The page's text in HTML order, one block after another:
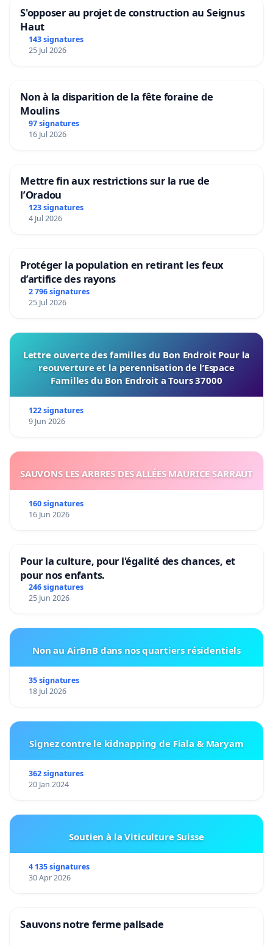
S'opposer au projet de construction au Seignus
Haut
143 signatures
25 Jul 2026
Non à la disparition de la fête foraine de
Moulins
97 signatures
16 Jul 2026
Mettre fin aux restrictions sur la rue de
l’Oradou
123 signatures
4 Jul 2026
Protéger la population en retirant les feux
d’artifice des rayons
2 796 signatures
25 Jul 2026
Lettre ouverte des familles du Bon Endroit Pour la
reouverture et la perennisation de l’Espace
Familles du Bon Endroit a Tours 37000
122 signatures
9 Jun 2026
SAUVONS LES ARBRES DES ALLÉES MAURICE SARRAUT
160 signatures
16 Jun 2026
Pour la culture, pour l'égalité des chances, et
pour nos enfants.
246 signatures
25 Jun 2026
Non au AirBnB dans nos quartiers résidentiels
35 signatures
18 Jul 2026
Signez contre le kidnapping de Fiala & Maryam
362 signatures
20 Jan 2024
Soutien à la Viticulture Suisse
4 135 signatures
30 Apr 2026
Sauvons notre ferme pallsade